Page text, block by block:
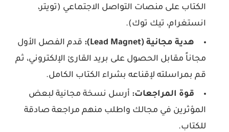
الكتاب على منصات التواصل الاجتماعي (تويتر،
انستغرام، تيك توك).
هدية مجانية (Lead Magnet):
قدم الفصل الأول
مجاناً مقابل الحصول على بريد القارئ الإلكتروني، ثم
قم بمراسلته لإقناعه بشراء الكتاب الكامل.
قوة المراجعات: أرسل نسخة مجانية لبعض
المؤثرين في مجالك واطلب منهم مراجعة صادقة
للكتاب.